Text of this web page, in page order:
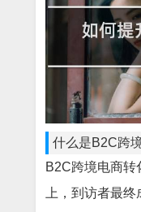
什么是B2C跨
B2C跨境电商转
上，到访者最